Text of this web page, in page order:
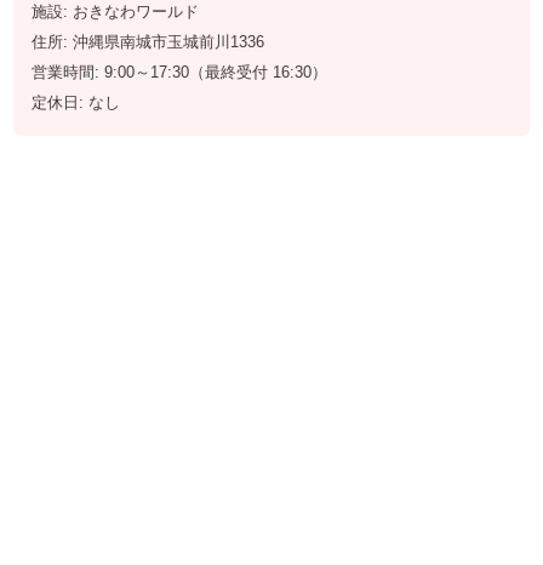
施設: おきなわワールド
住所: 沖縄県南城市玉城前川1336
営業時間: 9:00～17:30（最終受付 16:30）
定休日: なし